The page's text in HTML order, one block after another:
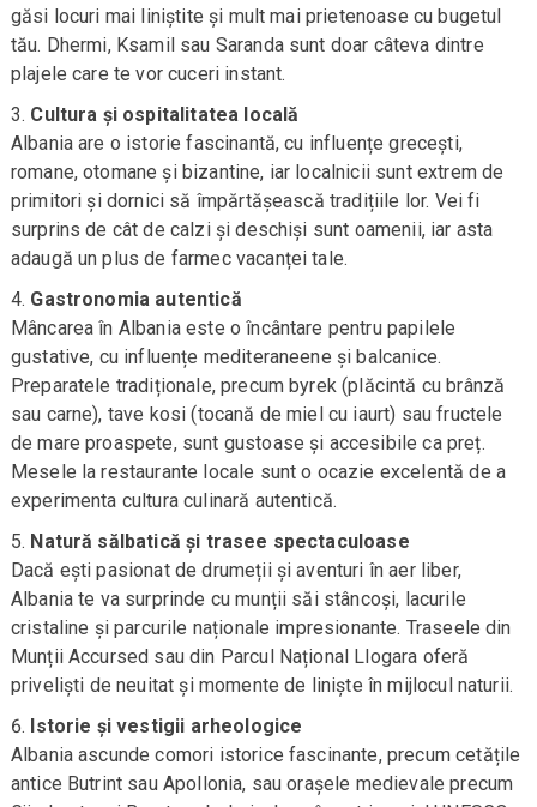
găsi locuri mai liniștite și mult mai prietenoase cu bugetul
tău. Dhermi, Ksamil sau Saranda sunt doar câteva dintre
plajele care te vor cuceri instant.
Cultura și ospitalitatea locală
Albania are o istorie fascinantă, cu influențe grecești,
romane, otomane și bizantine, iar localnicii sunt extrem de
primitori și dornici să împărtășească tradițiile lor. Vei fi
surprins de cât de calzi și deschiși sunt oamenii, iar asta
adaugă un plus de farmec vacanței tale.
Gastronomia autentică
Mâncarea în Albania este o încântare pentru papilele
gustative, cu influențe mediteraneene și balcanice.
Preparatele tradiționale, precum byrek (plăcintă cu brânză
sau carne), tave kosi (tocană de miel cu iaurt) sau fructele
de mare proaspete, sunt gustoase și accesibile ca preț.
Mesele la restaurante locale sunt o ocazie excelentă de a
experimenta cultura culinară autentică.
Natură sălbatică și trasee spectaculoase
Dacă ești pasionat de drumeții și aventuri în aer liber,
Albania te va surprinde cu munții săi stâncoși, lacurile
cristaline și parcurile naționale impresionante. Traseele din
Munții Accursed sau din Parcul Național Llogara oferă
priveliști de neuitat și momente de liniște în mijlocul naturii.
Istorie și vestigii arheologice
Albania ascunde comori istorice fascinante, precum cetățile
antice Butrint sau Apollonia, sau orașele medievale precum